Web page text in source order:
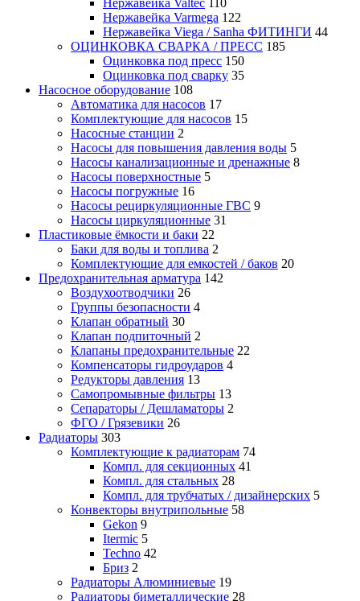
Нержавейка Varmega 122
Нержавейка Viega / Sanha ФИТИНГИ 44
ОЦИНКОВКА СВАРКА / ПРЕСС 185
Оцинковка под пресс 150
Оцинковка под сварку 35
Насосное оборудование 108
Автоматика для насосов 17
Комплектующие для насосов 15
Насосные станции 2
Насосы для повышения давления воды 5
Насосы канализационные и дренажные 8
Насосы поверхностные 5
Насосы погружные 16
Насосы рециркуляционные ГВС 9
Насосы циркуляционные 31
Пластиковые ёмкости и баки 22
Баки для воды и топлива 2
Комплектующие для емкостей / баков 20
Предохранительная арматура 142
Воздухоотводчики 26
Группы безопасности 4
Клапан обратный 30
Клапан подпиточный 2
Клапаны предохранительные 22
Компенсаторы гидроударов 4
Редукторы давления 13
Самопромывные фильтры 13
Сепараторы / Дешламаторы 2
ФГО / Грязевики 26
Радиаторы 303
Комплектующие к радиаторам 74
Компл. для секционных 41
Компл. для стальных 28
Компл. для трубчатых / дизайнерских 5
Конвекторы внутрипольные 58
Gekon 9
Itermic 5
Techno 42
Бриз 2
Радиаторы Алюминиевые 19
Радиаторы биметаллические 28